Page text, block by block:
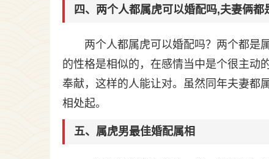
四、两个人都属虎可以婚配吗,夫妻俩都
两个人都属虎可以婚配吗？两个都是
的性格是相似的，在感情当中是个很主动
奉献，这样的人能让对。虽然同年夫妻都
相处起。
五、属虎男最佳婚配属相